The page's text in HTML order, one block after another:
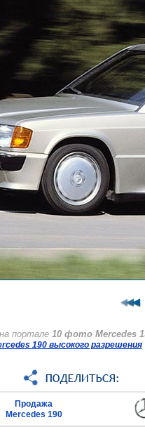
портале 10 фото Mercedes
190 высокого разрешения
Продажа
Mercedes 190